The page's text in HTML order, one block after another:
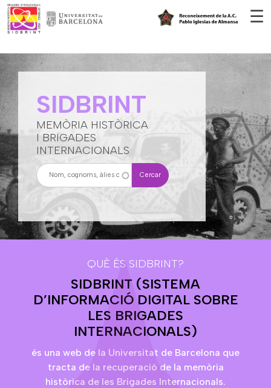
☰
SIDBRINT
MEMÒRIA HISTÒRICA
I BRIGADES
INTERNACIONALS
Cercar
QUÈ ÉS SIDBRINT?
SIDBRINT (SISTEMA
D’INFORMACIÓ DIGITAL SOBRE
LES BRIGADES
INTERNACIONALS)
és una web de la Universitat de Barcelona que
tracta de la recuperació de la memòria
històrica de les Brigades Internacionals.